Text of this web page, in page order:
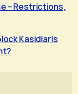
– Restrictions,
Kasidiaris